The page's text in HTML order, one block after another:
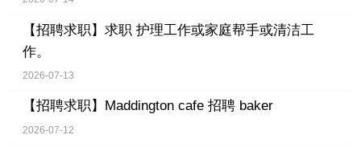
【招聘求职】 求职 护理工作或家庭帮手或清洁工
作。
2026-07-13
【招聘求职】 Maddington cafe 招聘 baker
2026-07-12